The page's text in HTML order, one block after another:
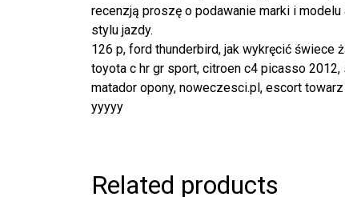
recenzją proszę o podawanie marki i
stylu jazdy.
126 p, ford thunderbird, jak wykręcić świece
toyota c hr gr sport, citroen c4 picasso
matador opony, noweczesci.pl, escort towarz
yyyyy
Related products